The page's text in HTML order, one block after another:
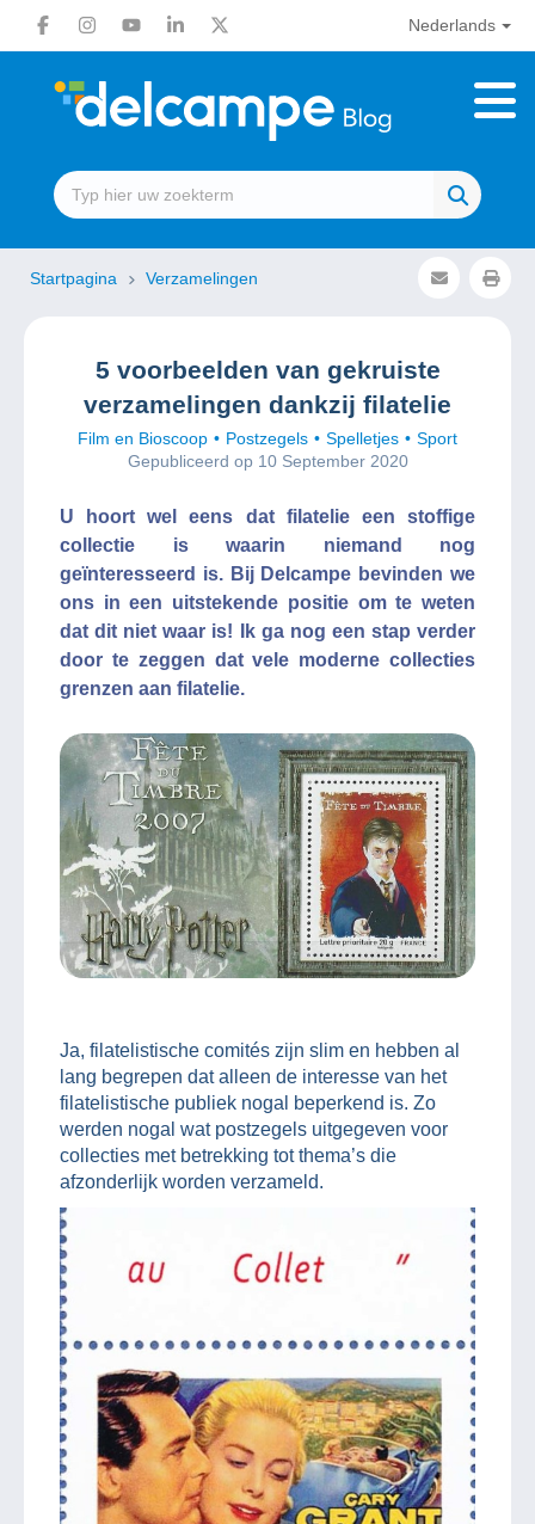
Nederlands
Startpagina Verzamelingen
5 voorbeelden van gekruiste
verzamelingen dankzij filatelie
Film en Bioscoop Postzegels Spelletjes
Sport
Gepubliceerd op 10 September 2020
U hoort wel eens dat filatelie een stoffige
collectie is waarin niemand nog
geïnteresseerd is. Bij Delcampe bevinden we
ons in een uitstekende positie om te weten
dat dit niet waar is! Ik ga nog een stap verder
door te zeggen dat vele moderne collecties
grenzen aan filatelie.
Ja, filatelistische comités zijn slim en hebben al
lang begrepen dat alleen de interesse van het
filatelistische publiek nogal beperkend is. Zo
werden nogal wat postzegels uitgegeven voor
collecties met betrekking tot thema’s die
afzonderlijk worden verzameld.